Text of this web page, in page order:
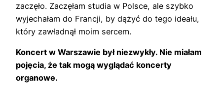
zaczęło. Zaczęłam studia w Polsce, ale szybko
wyjechałam do Francji, by dążyć do tego ideału,
który zawładnął moim sercem.
Koncert w Warszawie był niezwykły. Nie miałam
pojęcia, że tak mogą wyglądać koncerty
organowe.